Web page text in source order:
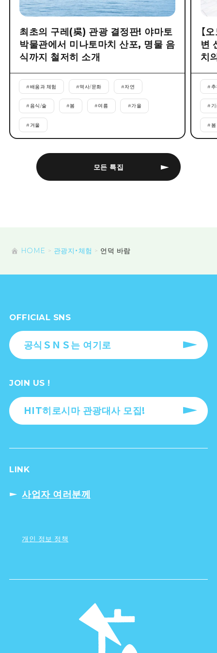
모든 특집
최초의 구레(吳) 관광 결정판! 야마토
박물관에서 미나토마치 산포, 명물 음
식까지 철저히 소개
#배움과 체험 #역사/문화 #자연
#음식/술 #봄 #여름 #가을
# 겨울
【
변
치
#
#
#봄
HOME 관광지・체험 언덕 바람
OFFICIAL SNS
공식ＳＮＳ는 여기로
JOIN US !
HIT히로시마 관광대사 모집!
LINK
사업자 여러분께
개인 정보 정책